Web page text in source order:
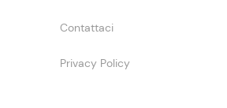
Contattaci
Privacy Policy